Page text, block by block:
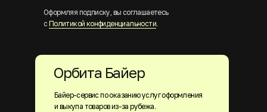
Оформляя подписку, вы соглашаетесь
с Политикой конфиденциальности.
Байер-сервис по оказанию услуг оформления
и выкупа товаров из-за рубежа.
Орбита Байер